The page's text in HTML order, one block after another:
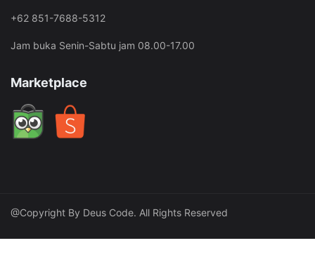
+62 851-7688-5312
Jam buka Senin-Sabtu jam 08.00-17.00
Marketplace
@Copyright By Deus Code. All Rights Reserved